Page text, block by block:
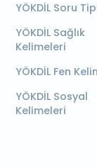
YÖKDİL Soru
YÖKDİL Sağlık
Kelimeleri
YÖKDİL Fen
YÖKDİL Sosyal
Kelimeleri